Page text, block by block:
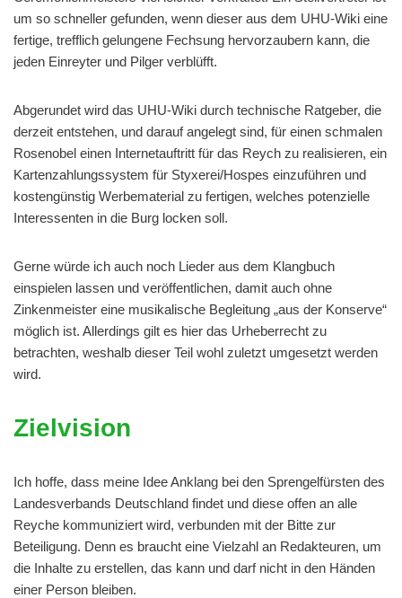
um so schneller gefunden, wenn dieser aus dem UHU-Wiki eine
fertige, trefflich gelungene Fechsung hervorzaubern kann, die
jeden Einreyter und Pilger verblüfft.
Abgerundet wird das UHU-Wiki durch technische Ratgeber, die
derzeit entstehen, und darauf angelegt sind, für einen schmalen
Rosenobel einen Internetauftritt für das Reych zu realisieren, ein
Kartenzahlungssystem für Styxerei/Hospes einzuführen und
kostengünstig Werbematerial zu fertigen, welches potenzielle
Interessenten in die Burg locken soll.
Gerne würde ich auch noch Lieder aus dem Klangbuch
einspielen lassen und veröffentlichen, damit auch ohne
Zinkenmeister eine musikalische Begleitung „aus der Konserve“
möglich ist. Allerdings gilt es hier das Urheberrecht zu
betrachten, weshalb dieser Teil wohl zuletzt umgesetzt werden
wird.
Zielvision
Ich hoffe, dass meine Idee Anklang bei den Sprengelfürsten des
Landesverbands Deutschland findet und diese offen an alle
Reyche kommuniziert wird, verbunden mit der Bitte zur
Beteiligung. Denn es braucht eine Vielzahl an Redakteuren, um
die Inhalte zu erstellen, das kann und darf nicht in den Händen
einer Person bleiben.